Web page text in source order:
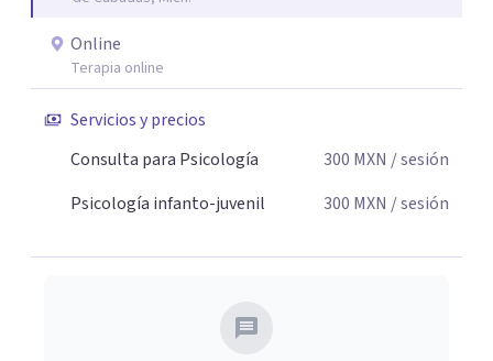
Online
Terapia online
Servicios y precios
Consulta para Psicología
300 MXN / sesión
Psicología infanto-juvenil
300 MXN / sesión